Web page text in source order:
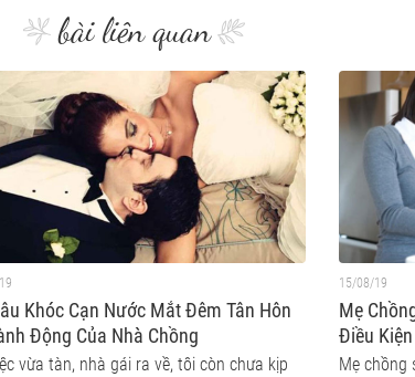
bài liên quan
Khóc Cạn Nước Mắt Đêm Tân Hôn
Động Của Nhà Chồng
vừa tàn, nhà gái ra về, tôi còn chưa kịp
15/08/19
Mẹ
Điều Kiện
Nhận
Mẹ chồng